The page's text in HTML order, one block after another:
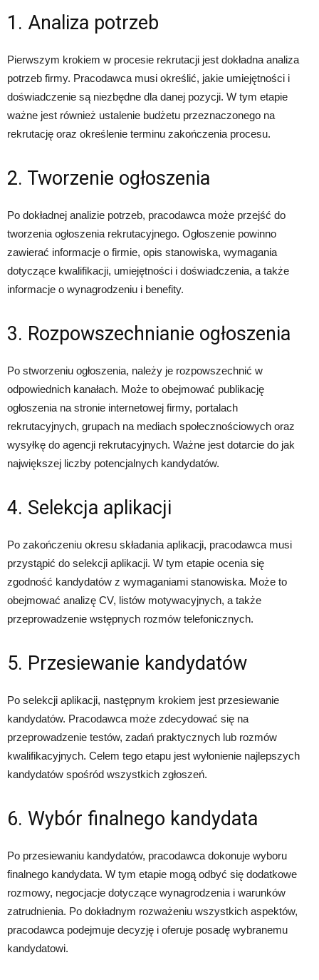
1. Analiza potrzeb
Pierwszym krokiem w procesie rekrutacji jest dokładna analiza
potrzeb firmy. Pracodawca musi określić, jakie umiejętności i
doświadczenie są niezbędne dla danej pozycji. W tym etapie
ważne jest również ustalenie budżetu przeznaczonego na
rekrutację oraz określenie terminu zakończenia procesu.
2. Tworzenie ogłoszenia
Po dokładnej analizie potrzeb, pracodawca może przejść do
tworzenia ogłoszenia rekrutacyjnego. Ogłoszenie powinno
zawierać informacje o firmie, opis stanowiska, wymagania
dotyczące kwalifikacji, umiejętności i doświadczenia, a także
informacje o wynagrodzeniu i benefity.
3. Rozpowszechnianie ogłoszenia
Po stworzeniu ogłoszenia, należy je rozpowszechnić w
odpowiednich kanałach. Może to obejmować publikację
ogłoszenia na stronie internetowej firmy, portalach
rekrutacyjnych, grupach na mediach społecznościowych oraz
wysyłkę do agencji rekrutacyjnych. Ważne jest dotarcie do jak
największej liczby potencjalnych kandydatów.
4. Selekcja aplikacji
Po zakończeniu okresu składania aplikacji, pracodawca musi
przystąpić do selekcji aplikacji. W tym etapie ocenia się
zgodność kandydatów z wymaganiami stanowiska. Może to
obejmować analizę CV, listów motywacyjnych, a także
przeprowadzenie wstępnych rozmów telefonicznych.
5. Przesiewanie kandydatów
Po selekcji aplikacji, następnym krokiem jest przesiewanie
kandydatów. Pracodawca może zdecydować się na
przeprowadzenie testów, zadań praktycznych lub rozmów
kwalifikacyjnych. Celem tego etapu jest wyłonienie najlepszych
kandydatów spośród wszystkich zgłoszeń.
6. Wybór finalnego kandydata
Po przesiewaniu kandydatów, pracodawca dokonuje wyboru
finalnego kandydata. W tym etapie mogą odbyć się dodatkowe
rozmowy, negocjacje dotyczące wynagrodzenia i warunków
zatrudnienia. Po dokładnym rozważeniu wszystkich aspektów,
pracodawca podejmuje decyzję i oferuje posadę wybranemu
kandydatowi.